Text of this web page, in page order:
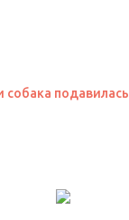
собака подавилась